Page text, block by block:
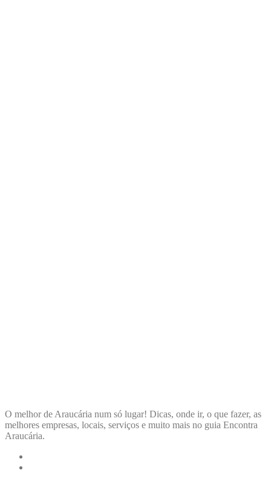
O melhor de Araucária num só lugar! Dicas, onde ir, o que fazer, as
melhores empresas, locais, serviços e muito mais no guia Encontra
Araucária.